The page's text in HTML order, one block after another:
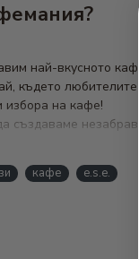
най-вкусното
където
избора на кафе!
създаваме
и шоколади,
кафе e.s.e.